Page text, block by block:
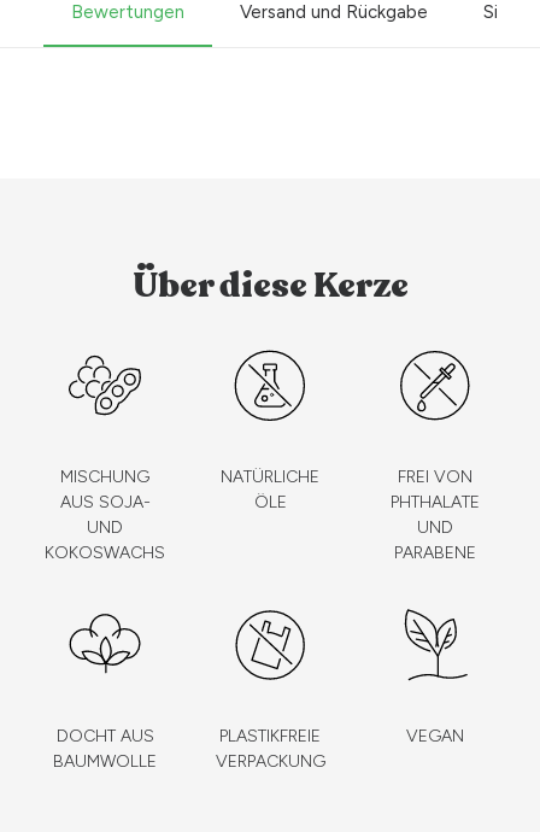
Bewertungen Versand und Rückgabe
Über diese Kerze
MISCHUNG
AUS SOJA-
UND
KOKOSWACHS
NATÜRLICHE
ÖLE
FREI VON
PHTHALATE
UND
PARABENE
DOCHT AUS
BAUMWOLLE
PLASTIKFREIE
VERPACKUNG
VEGAN